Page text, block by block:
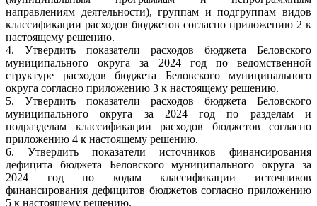
направлениям деятельности), группам и подгруппам видов
классификации расходов бюджетов согласно приложению 2 к
настоящему решению.
4. Утвердить показатели расходов бюджета Беловского
муниципального округа за 2024 год по ведомственной
структуре расходов бюджета Беловского муниципального
округа согласно приложению 3 к настоящему решению.
5. Утвердить показатели расходов бюджета Беловского
муниципального округа за 2024 год по разделам и
подразделам классификации расходов бюджетов согласно
приложению 4 к настоящему решению.
6. Утвердить показатели источников финансирования
дефицита бюджета Беловского муниципального округа за
2024 год по кодам классификации источников
финансирования дефицитов бюджетов согласно приложению
5 к настоящему решению.